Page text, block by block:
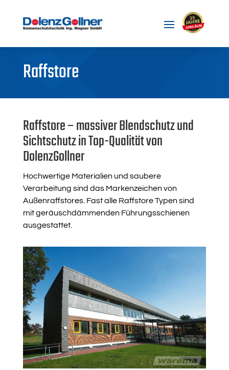
Raffstore
Raffstore – massiver Blendschutz und
Sichtschutz in Top-Qualität von
DolenzGollner
Hochwertige Materialien und saubere
Verarbeitung sind das Markenzeichen von
Außenraffstores. Fast alle Raffstore Typen sind
mit geräuschdämmenden Führungsschienen
ausgestattet.